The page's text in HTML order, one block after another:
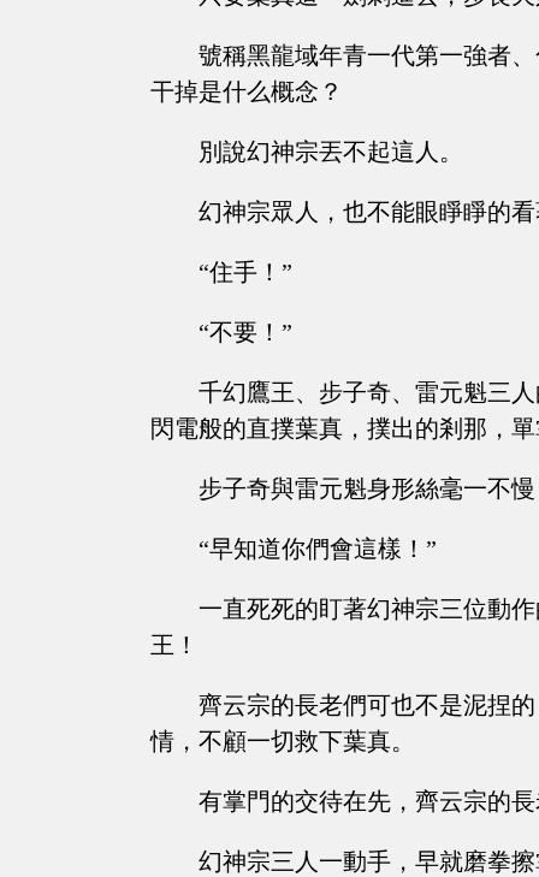
號稱黑龍域年青一代第一強者
干掉是什么概念？
別說幻神宗丟不起這人。
幻神宗眾人，也不能眼睜睜的
“住手！”
“不要！”
千幻鷹王、步子奇、雷元魁三
閃電般的直撲葉真，撲出的剎那，
步子奇與雷元魁身形絲毫一不
“早知道你們會這樣！”
一直死死的盯著幻神宗三位動
王！
齊云宗的長老們可也不是泥捏
情，不顧一切救下葉真。
有掌門的交待在先，齊云宗的
幻神宗三人一動手，早就磨拳